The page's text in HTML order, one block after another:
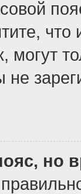
что
могут
не
но